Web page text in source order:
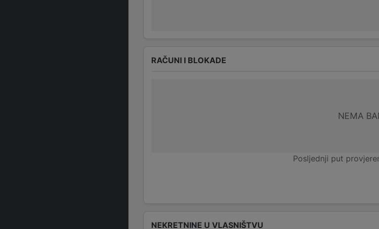
RAČUNI I BLOKADE
NEMA
Posljednji put
NEKRETNINE U VLASNIŠTVU